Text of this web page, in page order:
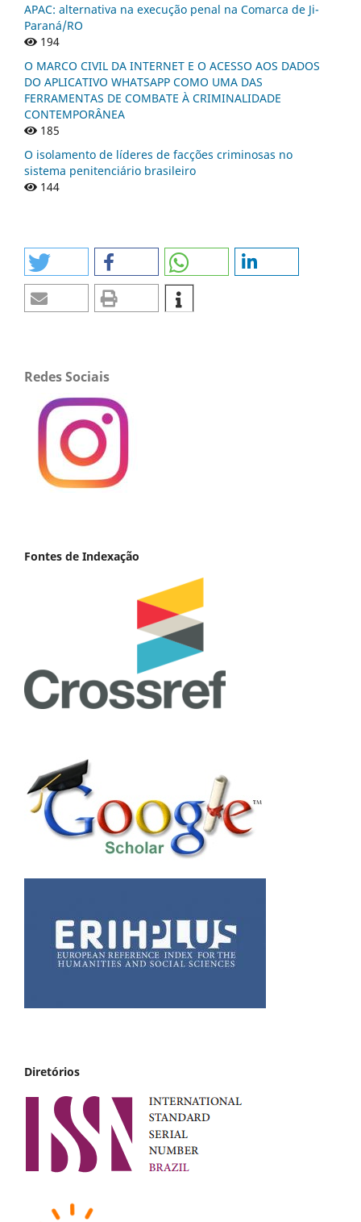
APAC: alternativa na execução penal na Comarca de Ji-
Paraná/RO
194
O MARCO CIVIL DA INTERNET E O ACESSO AOS DADOS
DO APLICATIVO WHATSAPP COMO UMA DAS
FERRAMENTAS DE COMBATE À CRIMINALIDADE
CONTEMPORÂNEA
185
O isolamento de líderes de facções criminosas no
sistema penitenciário brasileiro
144
Redes Sociais
Fontes de Indexação
Diretórios